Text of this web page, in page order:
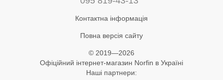
Контактна інформація
Повна версія сайту
© 2019—2026
Офіційний інтернет-магазин Norfin в Україні
Наші партнери: